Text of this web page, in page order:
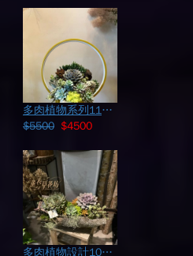
多肉植物系列111112421
$5500 $4500
多肉植物設計107102509